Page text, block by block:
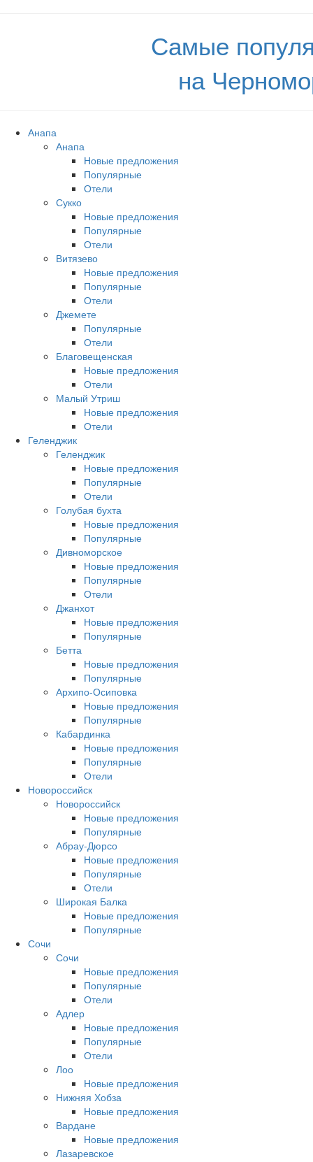
Самые
на
Анапа
Анапа
Новые предложения
Популярные
Отели
Сукко
Новые предложения
Популярные
Отели
Витязево
Новые предложения
Популярные
Отели
Джемете
Популярные
Отели
Благовещенская
Новые предложения
Отели
Малый Утриш
Новые предложения
Отели
Геленджик
Геленджик
Новые предложения
Популярные
Отели
Голубая бухта
Новые предложения
Популярные
Дивноморское
Новые предложения
Популярные
Отели
Джанхот
Новые предложения
Популярные
Бетта
Новые предложения
Популярные
Архипо-Осиповка
Новые предложения
Популярные
Кабардинка
Новые предложения
Популярные
Отели
Новороссийск
Новороссийск
Новые предложения
Популярные
Абрау-Дюрсо
Новые предложения
Популярные
Отели
Широкая Балка
Новые предложения
Популярные
Сочи
Сочи
Новые предложения
Популярные
Отели
Адлер
Новые предложения
Популярные
Отели
Лоо
Новые предложения
Нижняя Хобза
Новые предложения
Вардане
Новые предложения
Лазаревское